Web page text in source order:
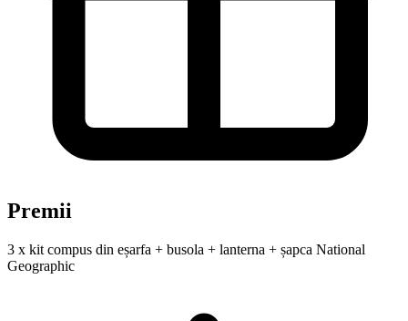
Premii
3 x kit compus din eșarfa + busola + lanterna + șapca National
Geographic